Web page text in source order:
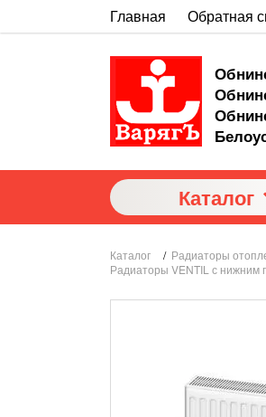
Главная Обратная
Каталог
Каталог / Радиаторы
Радиаторы VENTIL с нижним